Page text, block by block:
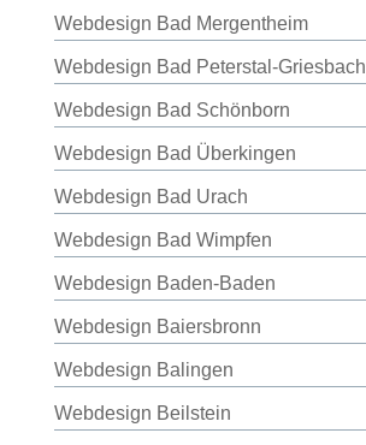
Webdesign Bad Mergentheim
Webdesign Bad Peterstal-Griesbach
Webdesign Bad Schönborn
Webdesign Bad Überkingen
Webdesign Bad Urach
Webdesign Bad Wimpfen
Webdesign Baden-Baden
Webdesign Baiersbronn
Webdesign Balingen
Webdesign Beilstein